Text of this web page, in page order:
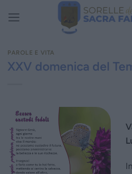
PAROLE E VITA
XXV domenica del